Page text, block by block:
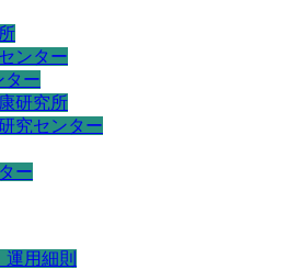
ンター
ター
研究所
究センター
ー
用細則